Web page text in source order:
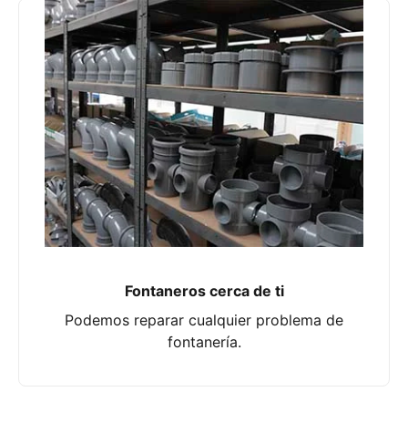
Fontaneros cerca de ti
Podemos reparar cualquier problema de
fontanería.